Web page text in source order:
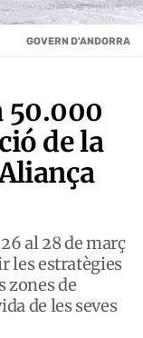
50.000
de la
al 28 de març
les estratègies
zones de
de les seves
GOVERN D'ANDORRA